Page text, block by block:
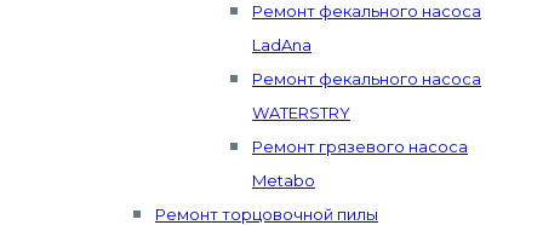
Ремонт фекального насоса
LadAna
Ремонт фекального насоса
WATERSTRY
Ремонт грязевого насоса
Metabo
Ремонт торцовочной пилы